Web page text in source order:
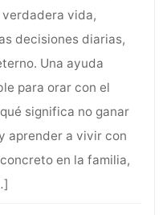
vida,
decisiones diarias,
Una ayuda
para orar con el
significa no ganar
aprender a vivir con
en la familia,